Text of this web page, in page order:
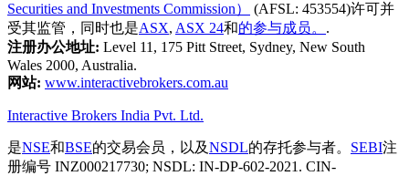
Securities and Investments Commission）
(AFSL: 453554)许可并
受其监管，同时也是ASX, ASX 24和的参与成员。 .
注册办公地址: Level 11, 175 Pitt Street, Sydney, New South
Wales 2000, Australia.
网站: www.interactivebrokers.com.au
Interactive Brokers India Pvt. Ltd.
是NSE和BSE的交易会员，以及NSDL的存托参与者。 SEBI注
册编号 INZ000217730; NSDL: IN-DP-602-2021. CIN-